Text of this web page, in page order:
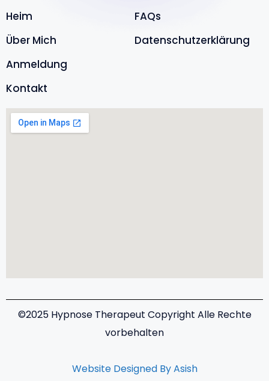
Heim
Über Mich
Anmeldung
Kontakt
FAQs
Datenschutzerklärung
©2025 Hypnose Therapeut​​ Copyright Alle Rechte
vorbehalten
Website Designed By Asish